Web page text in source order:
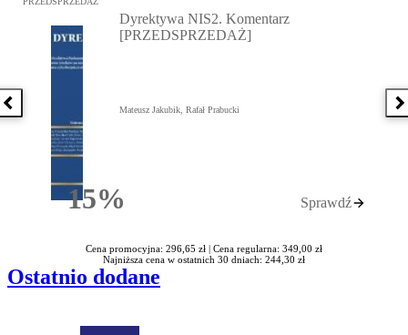
Poprzednia książka
15%Rabatu
Dyrektywa NIS2. Komentarz
[PRZEDSPRZEDAŻ]
Mateusz Jakubik, Rafał Prabucki
Sprawdź
Cena promocyjna: 296,65 zł | Cena regularna: 349,00 zł
Najniższa cena w ostatnich 30 dniach: 244,30 zł
Ostatnio dodane